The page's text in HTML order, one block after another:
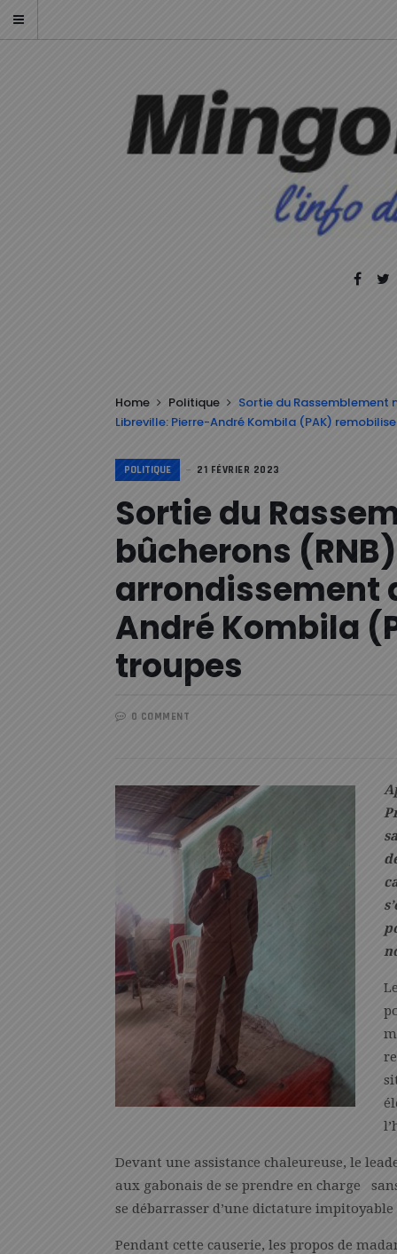
Home Politique
Sortie du Rassemblement
Libreville: Pierre-André Kombila (PAK)
POLITIQUE 21 FÉVRIER 2023
Sortie du
bûcherons
arrondissement
André Kombila
troupes
0 COMMENT
Devant une assistance chaleureuse, le
aux gabonais de se prendre en charge
se débarrasser d’une dictature
Pendant cette causerie, les propos de